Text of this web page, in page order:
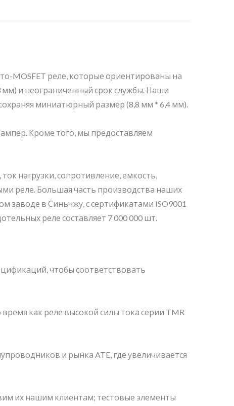
MOSFET реле, которые ориентированы на
и неограниченный срок службы. Наши
миниатюрный размер (8,8 мм * 6,4 мм).
Кроме того, мы предоставляем
нагрузки, сопротивление, емкость,
реле. Большая часть производства наших
заводе в Синьчжу, с сертификатами ISO9001
реле составляет 7 000 000 шт.
чтобы соответствовать
как реле высокой силы тока серии TMR
и рынка ATE, где увеличивается
их нашим клиентам; тестовые элементы